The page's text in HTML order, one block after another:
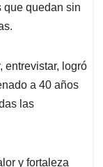
que quedan sin
entrevistar, logró
a 40 años
las
y fortaleza